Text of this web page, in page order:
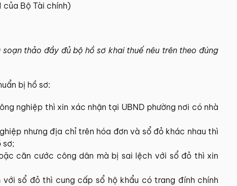
Bộ Tài chính)
thảo đầy đủ bộ hồ sơ khai thuế nêu trên theo đúng
bị hồ sơ:
nghiệp thì xin xác nhận tại UBND phường nơi có nhà
nhưng địa chỉ trên hóa đơn và sổ đỏ khác nhau thì
sơ;
căn cước công dân mà bị sai lệch với sổ đỏ thì xin
sổ đỏ thì cung cấp sổ hộ khẩu có trang đính chính